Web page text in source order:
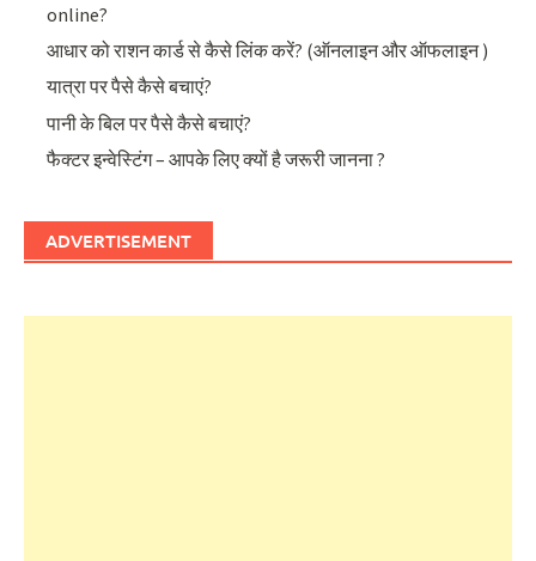
online?
आधार को राशन कार्ड से कैसे लिंक करें? (ऑनलाइन और ऑफलाइन )
यात्रा पर पैसे कैसे बचाएं?
पानी के बिल पर पैसे कैसे बचाएं?
फैक्टर इन्वेस्टिंग – आपके लिए क्यों है जरूरी जानना ?
ADVERTISEMENT